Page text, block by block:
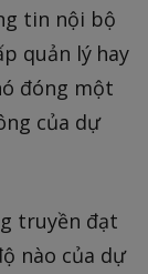
tin nội bộ
quản lý hay
đóng một
của dự
truyền đạt
nào của dự